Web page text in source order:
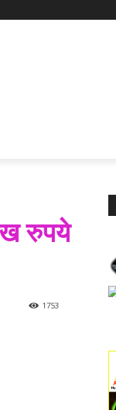
रुपये
1753